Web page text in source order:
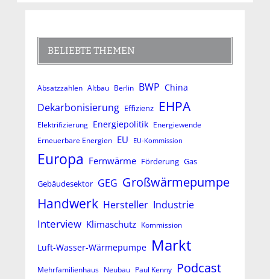
BELIEBTE THEMEN
Absatzzahlen Altbau Berlin BWP China
Dekarbonisierung Effizienz EHPA
Elektrifizierung Energiepolitik Energiewende
Erneuerbare Energien EU EU-Kommission
Europa Fernwärme Förderung Gas
Gebäudesektor GEG Großwärmepumpe
Handwerk Hersteller Industrie
Interview Klimaschutz Kommission
Luft-Wasser-Wärmepumpe Markt
Mehrfamilienhaus Neubau Paul Kenny Podcast